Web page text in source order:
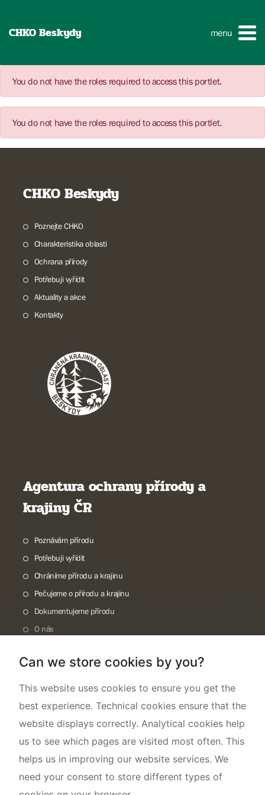
CHKO Beskydy menu
You do not have the roles required to access this portlet.
You do not have the roles required to access this portlet.
CHKO Beskydy
Poznejte CHKO
Charakteristika oblasti
Ochrana přírody
Potřebuji vyřídit
Aktuality a akce
Kontakty
Agentura ochrany přírody a
krajiny ČR
Poznávám přírodu
Potřebuji vyřídit
Chráníme přírodu a krajinu
Pečujeme o přírodu a krajinu
Dokumentujeme přírodu
O nás
Can we store cookies by you?
This website uses cookies to ensure you get the
best experience. Technical cookies ensure that the
website displays correctly. Analytical cookies help
us to see which pages are visited most often. This
helps us in improving our website services. We
need your consent to store different types of